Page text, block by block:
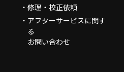
修理・校正依頼
アフターサービスに関す
る
お問い合わせ